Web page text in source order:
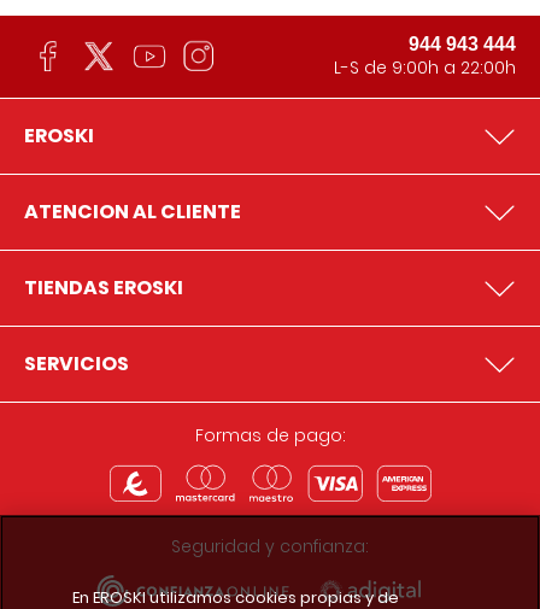
944 943 444
L-S de 9:00h a 22:00h
EROSKI
ATENCION AL CLIENTE
TIENDAS EROSKI
SERVICIOS
Formas de pago:
Seguridad y confianza:
En EROSKI utilizamos cookies propias y de